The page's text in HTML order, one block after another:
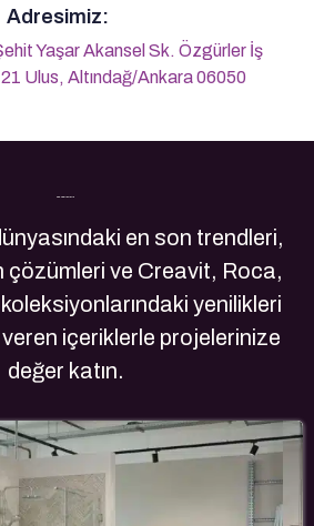
Adresimiz:
Yaşar Akansel Sk. Özgürler İş
Ulus, Altındağ/Ankara 06050
Son Yazılarımız
en son trendleri,
çözümleri ve Creavit, Roca,
yenilikleri
içeriklerle projelerinize
değer katın.